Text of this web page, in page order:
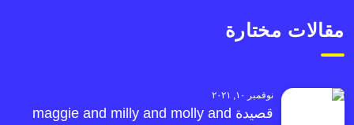
مقالات مختارة
نوفمبر ١٠, ٢٠٢١
قصيدة maggie and milly and molly and